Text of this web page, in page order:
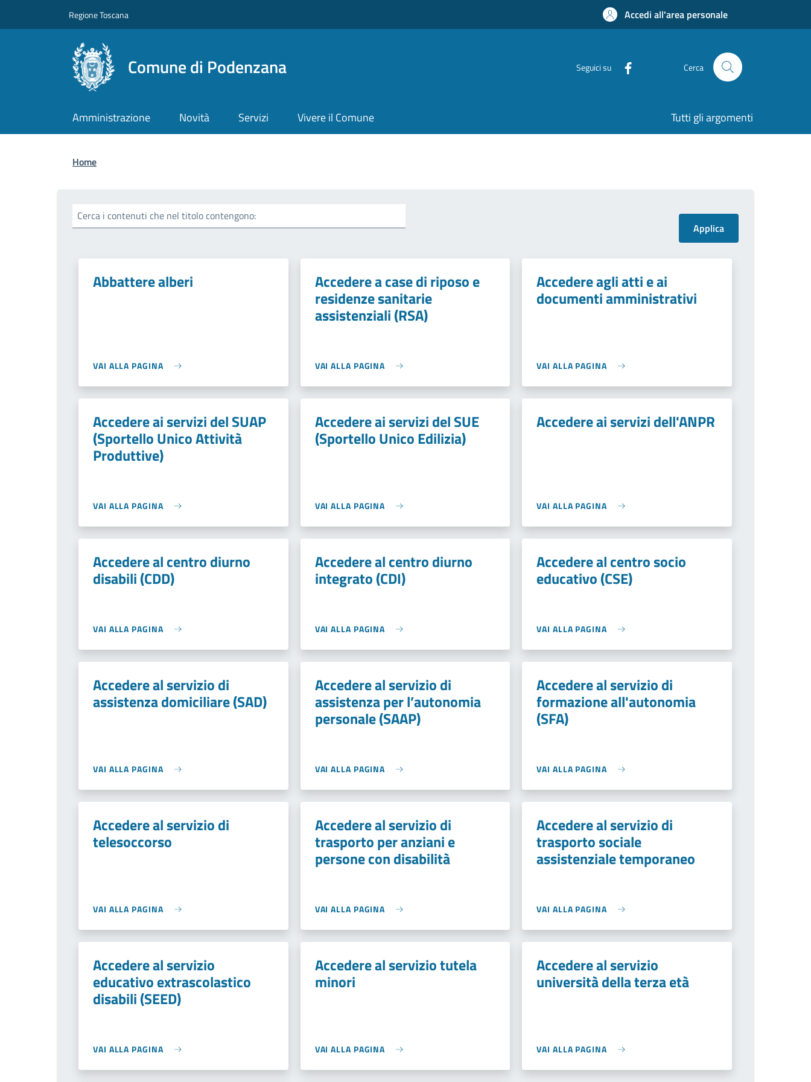
Regione Toscana Accedi all'area personale
Comune di Podenzana Seguici su Cerca
Amministrazione Novità Servizi Vivere il Comune Tutti gli argomenti
Briciole di pane
Home
Cerca i contenuti che nel titolo contengono:
Abbattere alberi
VAI ALLA PAGINA
Accedere a case di riposo e
residenze sanitarie
assistenziali (RSA)
VAI ALLA PAGINA
Accedere agli atti e ai
documenti amministrativi
VAI ALLA PAGINA
Accedere ai servizi del SUAP
(Sportello Unico Attività
Produttive)
VAI ALLA PAGINA
Accedere ai servizi del SUE
(Sportello Unico Edilizia)
VAI ALLA PAGINA
Accedere ai servizi dell'ANPR
VAI ALLA PAGINA
Accedere al centro diurno
disabili (CDD)
VAI ALLA PAGINA
Accedere al centro diurno
integrato (CDI)
VAI ALLA PAGINA
Accedere al centro socio
educativo (CSE)
VAI ALLA PAGINA
Accedere al servizio di
assistenza domiciliare (SAD)
VAI ALLA PAGINA
Accedere al servizio di
assistenza per l’autonomia
personale (SAAP)
VAI ALLA PAGINA
Accedere al servizio di
formazione all'autonomia
(SFA)
VAI ALLA PAGINA
Accedere al servizio di
telesoccorso
VAI ALLA PAGINA
Accedere al servizio di
trasporto per anziani e
persone con disabilità
VAI ALLA PAGINA
Accedere al servizio di
trasporto sociale
assistenziale temporaneo
VAI ALLA PAGINA
Accedere al servizio
educativo extrascolastico
disabili (SEED)
VAI ALLA PAGINA
Accedere al servizio tutela
minori
VAI ALLA PAGINA
Accedere al servizio
università della terza età
VAI ALLA PAGINA